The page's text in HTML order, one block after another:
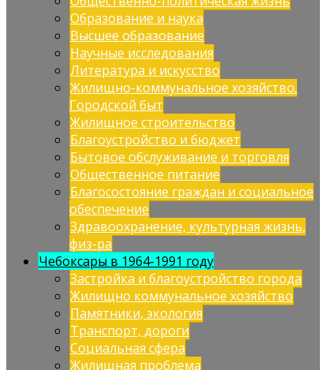
Образование и наука
Высшее образование
Научные исследования
Литература и искусство
Жилищно-коммунальное хозяйство.
Городской быт
Жилищное строительство
Благоустройство и бюджет
Бытовое обслуживание и торговля
Общественное питание
Благосостояние граждан и социальное
обеспечение
Здравоохранение, культурная жизнь,
физ-ра
Чебоксары в 1964-1991 году
Застройка и благоустройство города
Жилищно коммунальное хозяйство
Памятники, экология
Транспорт, дороги
Социальная сфера
Жилищная проблема